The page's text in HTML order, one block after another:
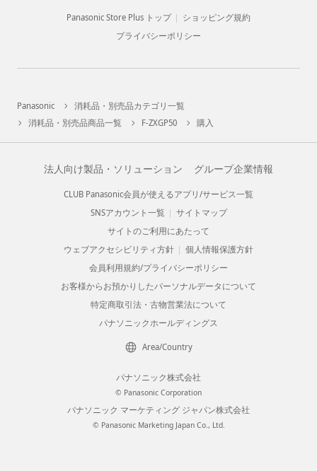
Panasonic Store Plus トップ
ショッピング規約
プライバシーポリシー
Panasonic
消耗品・別売品カテゴリ一覧
消耗品・別売品商品一覧
F-ZXGP50 購入
法人向け製品・ソリューション グループ企業情報
CLUB Panasonic会員が使えるアプリ/サービス一覧
SNSアカウント一覧
サイトマップ
サイトのご利用にあたって
ウェブアクセシビリティ方針
個人情報保護方針
会員利用規約/プライバシーポリシー
お客様からお預かりしたパーソナルデータについて
特定商取引法・古物営業法について
パナソニックホールディングス
Area/Country
パナソニック株式会社
© Panasonic Corporation
パナソニック マーケティング ジャパン株式会社
© Panasonic Marketing Japan Co., Ltd.